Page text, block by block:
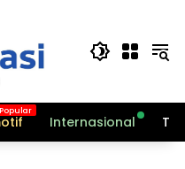
Internasional